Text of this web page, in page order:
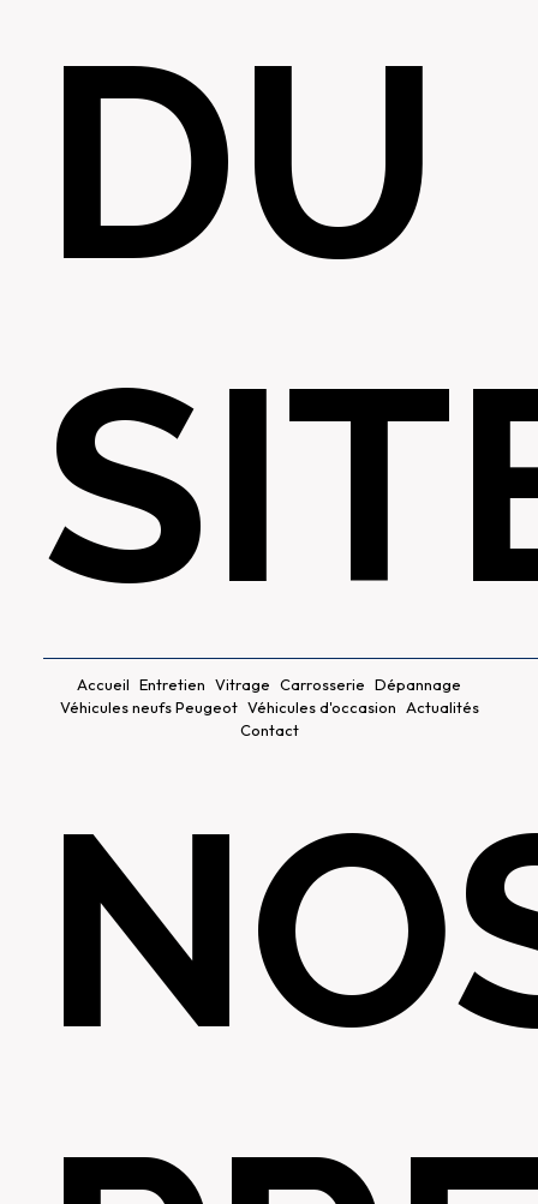
DU
Accueil Entretien Vitrage Carrosserie Dépannage
Véhicules neufs Peugeot Véhicules d'occasion Actualités
Contact